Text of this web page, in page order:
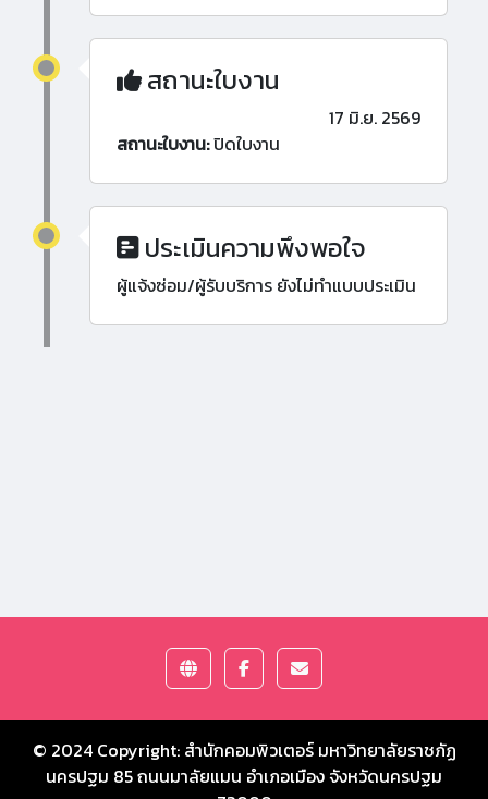
สถานะใบงาน
17 มิ.ย. 2569
สถานะใบงาน:ปิดใบงาน
ประเมินความพึงพอใจ
ผู้แจ้งซ่อม/ผู้รับบริการ ยังไม่ทำแบบประเมิน
© 2024 Copyright: สำนักคอมพิวเตอร์ มหาวิทยาลัยราชภัฏ
นครปฐม 85 ถนนมาลัยแมน อำเภอเมือง จังหวัดนครปฐม